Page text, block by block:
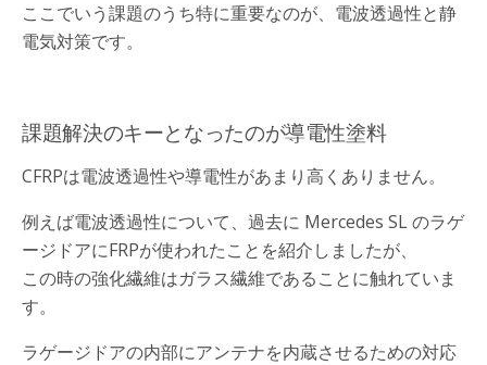
ここでいう課題のうち特に重要なのが、電波透過性と静
電気対策です。
課題解決のキーとなったのが導電性塗料
CFRPは電波透過性や導電性があまり高くありません。
例えば電波透過性について、過去に Mercedes SL のラゲ
ージドアにFRPが使われたことを紹介しましたが、
この時の強化繊維はガラス繊維であることに触れていま
す。
ラゲージドアの内部にアンテナを内蔵させるための対応